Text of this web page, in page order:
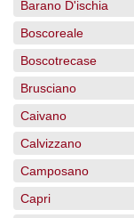
Barano D'ischia
Boscoreale
Boscotrecase
Brusciano
Caivano
Calvizzano
Camposano
Capri